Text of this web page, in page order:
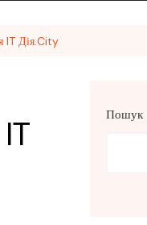
IT Дія.City
Пошук